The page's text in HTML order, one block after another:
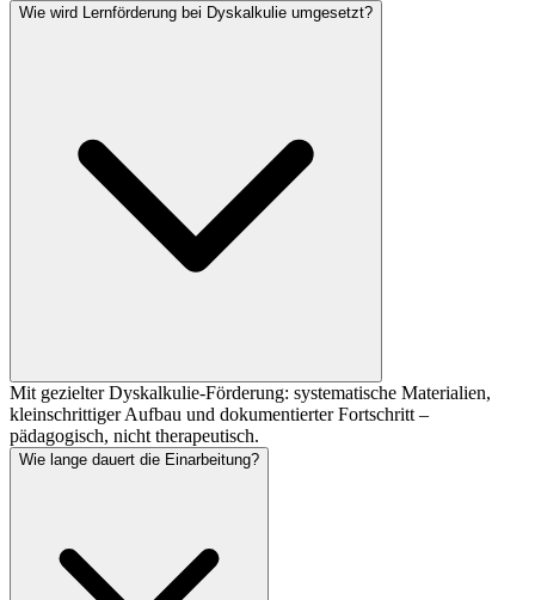
Wie wird Lernförderung bei Dyskalkulie umgesetzt?
Mit gezielter Dyskalkulie-Förderung: systematische Materialien,
kleinschrittiger Aufbau und dokumentierter Fortschritt –
pädagogisch, nicht therapeutisch.
Wie lange dauert die Einarbeitung?